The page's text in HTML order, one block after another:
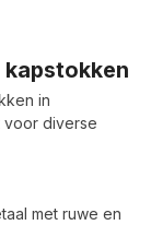
in
voor diverse
met ruwe en